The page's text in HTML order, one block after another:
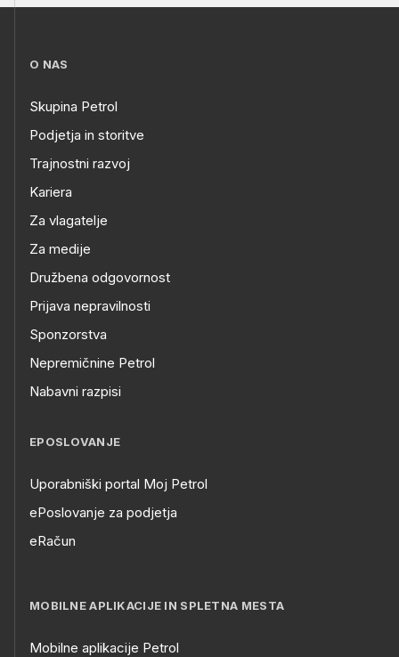
O NAS
Skupina Petrol
Podjetja in storitve
Trajnostni razvoj
Kariera
Za vlagatelje
Za medije
Družbena odgovornost
Prijava nepravilnosti
Sponzorstva
Nepremičnine Petrol
Nabavni razpisi
EPOSLOVANJE
Uporabniški portal Moj Petrol
ePoslovanje za podjetja
eRačun
MOBILNE APLIKACIJE IN SPLETNA MESTA
Mobilne aplikacije Petrol